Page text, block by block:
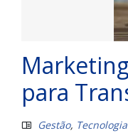
para
Gestão, Tecnologia